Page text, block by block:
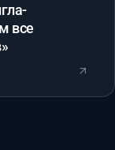
все